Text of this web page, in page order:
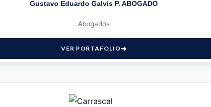
Gustavo Eduardo Galvis P. ABOGADO
Abogados
VER PORTAFOLIO